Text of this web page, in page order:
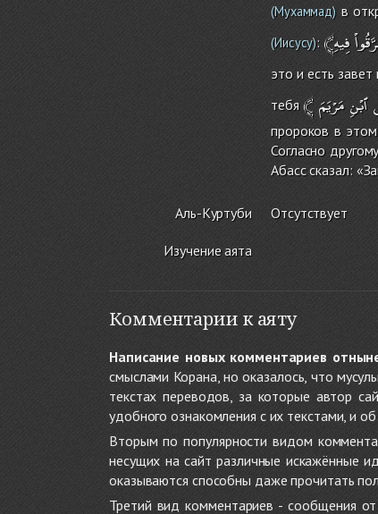
(Мухаммад) в
(Иисусу): فِيهِ
это и есть
тебя﴾ ٱبْنِ
пророков в
Согласно
Абасс сказал:
Аль-Куртуби Отсутствует
Изучение аята
Комментарии к аяту
Написание новых комментариев
смыслами Корана, но оказалось, что
текстах переводов, за которые автор
удобного ознакомления с их текстами, и
Вторым по популярности видом
несущих на сайт различные искажённые
оказываются способны даже прочитать
Третий вид комментариев - сообщения